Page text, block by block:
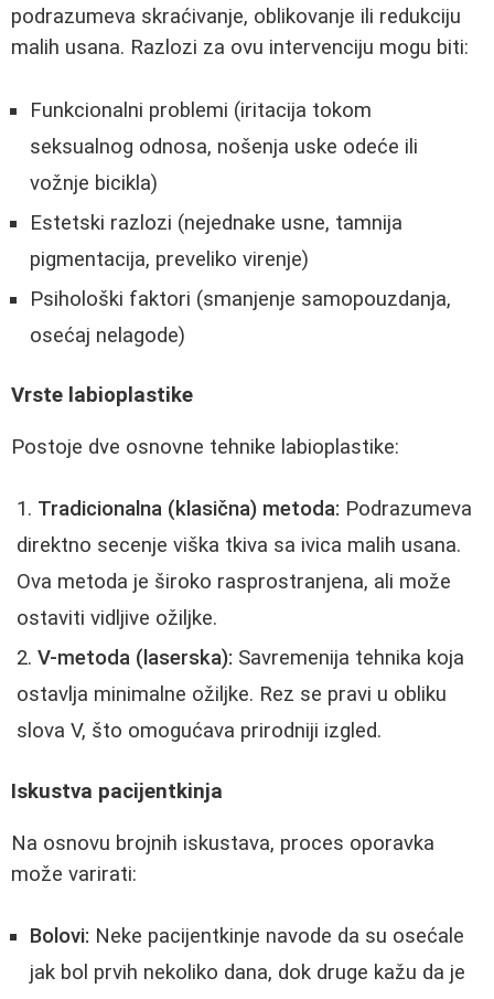
podrazumeva skraćivanje, oblikovanje ili redukciju
malih usana. Razlozi za ovu intervenciju mogu biti:
Funkcionalni problemi (iritacija tokom
seksualnog odnosa, nošenja uske odeće ili
vožnje bicikla)
Estetski razlozi (nejednake usne, tamnija
pigmentacija, preveliko virenje)
Psihološki faktori (smanjenje samopouzdanja,
osećaj nelagode)
Vrste labioplastike
Postoje dve osnovne tehnike labioplastike:
Tradicionalna (klasična) metoda: Podrazumeva
direktno secenje viška tkiva sa ivica malih usana.
Ova metoda je široko rasprostranjena, ali može
ostaviti vidljive ožiljke.
V-metoda (laserska): Savremenija tehnika koja
ostavlja minimalne ožiljke. Rez se pravi u obliku
slova V, što omogućava prirodniji izgled.
Iskustva pacijentkinja
Na osnovu brojnih iskustava, proces oporavka
može varirati:
Bolovi: Neke pacijentkinje navode da su osećale
jak bol prvih nekoliko dana, dok druge kažu da je